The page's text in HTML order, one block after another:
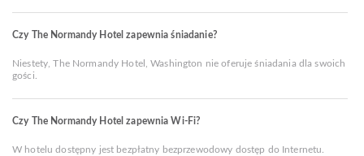
Czy The Normandy Hotel zapewnia śniadanie?
Niestety, The Normandy Hotel, Washington nie oferuje śniadania dla swoich
gości.
Czy The Normandy Hotel zapewnia Wi-Fi?
W hotelu dostępny jest bezpłatny bezprzewodowy dostęp do Internetu.